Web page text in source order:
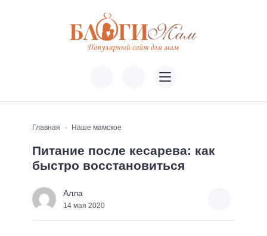
Главная Наше мамское
Питание после кесарева: как
быстро восстановиться
Алла
14 мая 2020